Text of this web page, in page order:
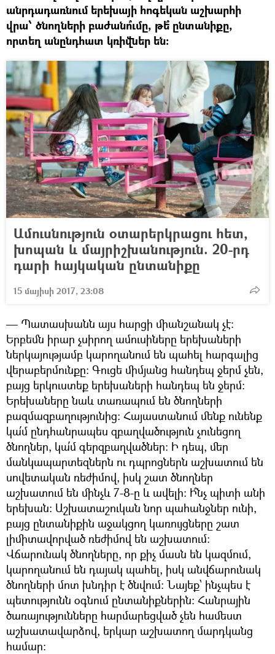
անրդադառնում երեխայի հոգեկան աշխարհի
վրա՝ ծնողների բաժանո՞ւմը, թե՞ ընտանիքը,
որտեղ անընդհատ կռիվներ են:
Ամուսնություն օտարերկրացու հետ,
խոպան և մայրիշխանություն. 20-րդ
դարի հայկական ընտանիքը
15 մայիսի 2017, 23:08
— Պատասխանն այս հարցի միանշանակ չէ:
Երբեմն իրար չսիրող ամուսիները երեխաների
ներկայությամբ կարողանում են պահել հարգալից
վերաբերմունքը: Գուցե միմյանց հանդեպ ջերմ չեն,
բայց երկուստեք երեխաների հանդեպ են ջերմ:
Երեխաները նաև տառապում են ծնողների
բազմազբաղությունից: Հայաստանում մենք ունենք
կա՛մ ընդհանրապես զբաղվածություն չունեցող
ծնողներ, կա՛մ գերզբաղվածներ: Ի դեպ, մեր
մանկապարտեզներն ու դպրոցներն աշխատում են
սովետական ռեժիմով, իսկ շատ ծնողներ
աշխատում են մինչև 7-8-ը և ավելի: Ի՞նչ պիտի անի
երեխան: Աշխատաշուկան նոր պահանջներ ունի,
բայց ընտանիքին աջակցող կառույցները շատ
լիմիտավորված ռեժիմով են աշխատում:
Վճարունակ ծնողները, որ քիչ մասն են կազմում,
կարողանում են դայակ պահել, իսկ անվճարունակ
ծնողների մոտ խնդիր է ծնվում: Նայեք՝ ինչպես է
պետությունն օգնում ընտանիքներին: Հանրային
ծառայությունները հարմարեցված չեն համեստ
աշխատավարձով, երկար աշխատող մարդկանց
համար: